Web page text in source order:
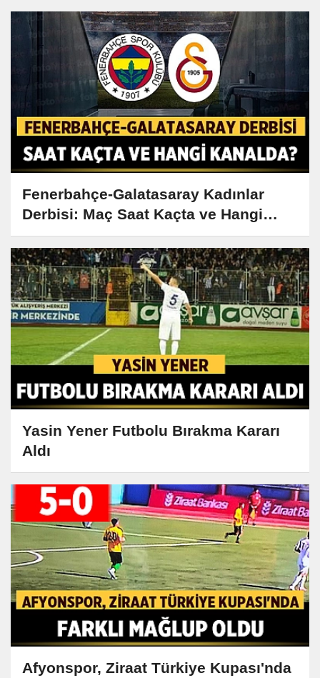
Fenerbahçe-Galatasaray Kadınlar
Derbisi: Maç Saat Kaçta ve Hangi
Kanalda?
Yasin Yener Futbolu Bırakma Kararı
Aldı
Afyonspor, Ziraat Türkiye Kupası'nda